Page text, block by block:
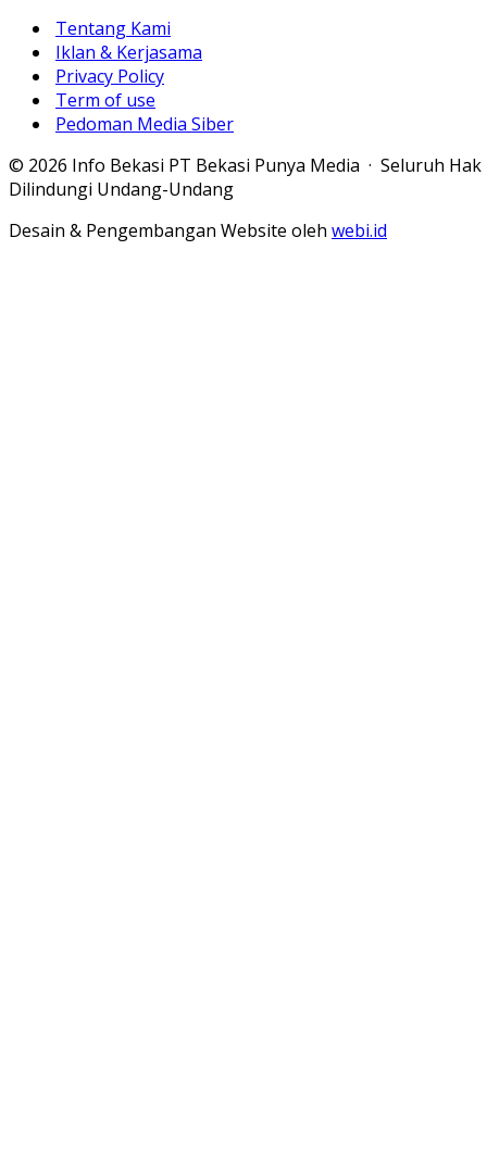
Tentang Kami
Iklan & Kerjasama
Privacy Policy
Term of use
Pedoman Media Siber
© 2026 Info Bekasi PT Bekasi Punya Media · Seluruh Hak
Dilindungi Undang-Undang
Desain & Pengembangan Website oleh webi.id